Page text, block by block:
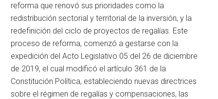
reforma que renovó sus prioridades como la
redistribución sectorial y territorial de la inversión, y la
redefinición del ciclo de proyectos de regalías. Este
proceso de reforma, comenzó a gestarse con la
expedición del Acto Legislativo 05 del 26 de diciembre
de 2019, el cual modificó el artículo 361 de la
Constitución Política, estableciendo nuevas directrices
sobre el régimen de regalías y compensaciones, las